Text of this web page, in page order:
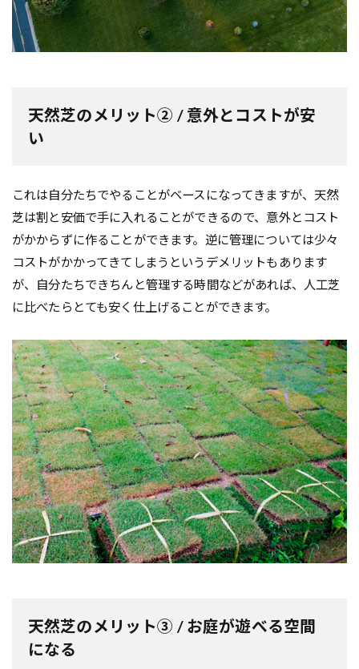
天然芝のメリット② / 意外とコストが安
い
これは自分たちでやることがベースになってきますが、天然
芝は割と安価で手に入れることができるので、意外とコスト
がかからずに作ることができます。逆に管理については少々
コストがかかってきてしまうというデメリットもあります
が、自分たちできちんと管理する時間などがあれば、人工芝
に比べたらとても安く仕上げることができます。
天然芝のメリット③ / お庭が遊べる空間
になる